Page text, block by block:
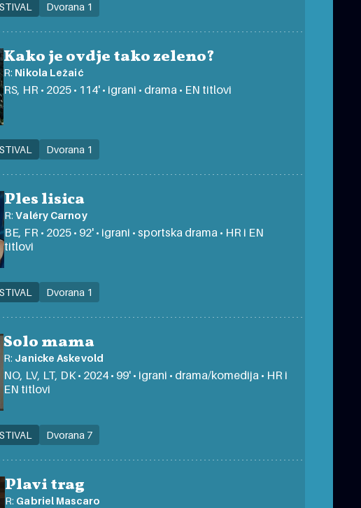
Dvorana 1
Kako je ovdje tako zeleno?
R: Nikola Ležaić
RS, HR • 2025 • 114' • igrani • drama • EN titlovi
Dvorana 1
Ples lisica
R:Valéry Carnoy
BE, FR • 2025 • 92' • igrani • sportska drama • HR i EN
titlovi
Dvorana 1
Solo mama
R: Janicke Askevold
NO, LV, LT, DK • 2024 • 99' • igrani • drama/komedija • HR i
EN titlovi
Dvorana 7
Plavi trag
R: Gabriel Mascaro